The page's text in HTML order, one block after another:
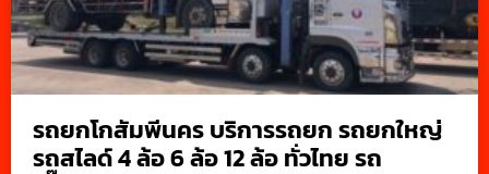
รถยกโกสัมพีนคร บริการรถยก รถยกใหญ่
รถสไลด์ 4 ล้อ 6 ล้อ 12 ล้อ ทั่วไทย รถ